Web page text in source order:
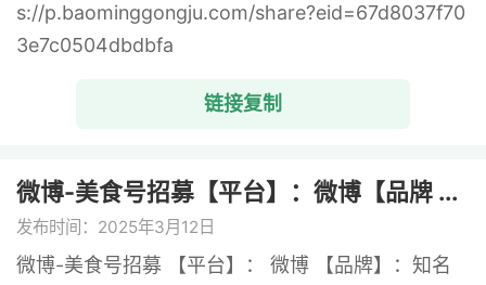
s://p.baominggongju.com/share?eid=67d8037f70
3e7c0504dbdbfa
链接复制
微博-美食号招募【平台】：微博【品牌 ...
发布时间：2025年3月12日
微博-美食号招募 【平台】： 微博 【品牌】：知名